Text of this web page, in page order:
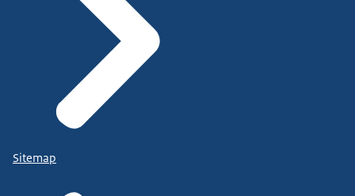
Sitemap